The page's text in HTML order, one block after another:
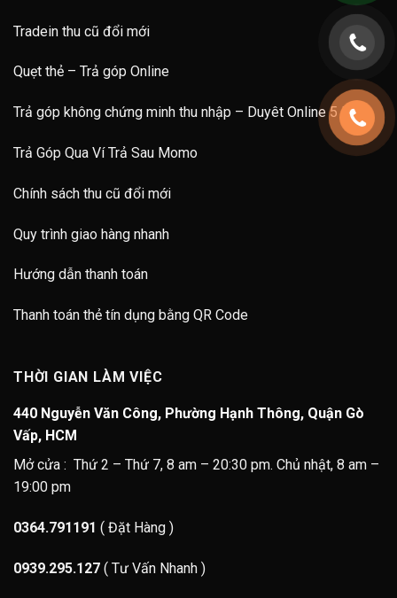
Tradein thu cũ đổi mới
Quẹt thẻ – Trả góp Online
Trả góp không chứng minh thu nhập – Duyêt Online 5 Phút
Trả Góp Qua Ví Trả Sau Momo
Chính sách thu cũ đổi mới
Quy trình giao hàng nhanh
Hướng dẫn thanh toán
Thanh toán thẻ tín dụng bằng QR Code
THỜI GIAN LÀM VIỆC
440 Nguyễn Văn Công, Phường Hạnh Thông, Quận Gò
Vấp, HCM
Mở cửa : Thứ 2 – Thứ 7, 8 am – 20:30 pm. Chủ nhật, 8 am –
19:00 pm
0364.791191 ( Đặt Hàng )
0939.295.127 ( Tư Vấn Nhanh )